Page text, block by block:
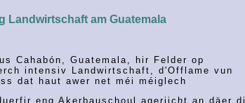
Landwirtschaft am Guatemala
Cahabón, Guatemala, hir Felder op
intensiv Landwirtschaft, d'Offlame vun
dat haut awer net méi méiglech
eng Akerbauschoul ageriicht an däer di